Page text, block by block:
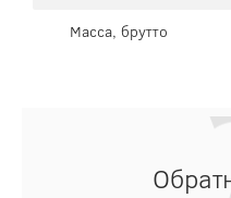
Масса, брутто